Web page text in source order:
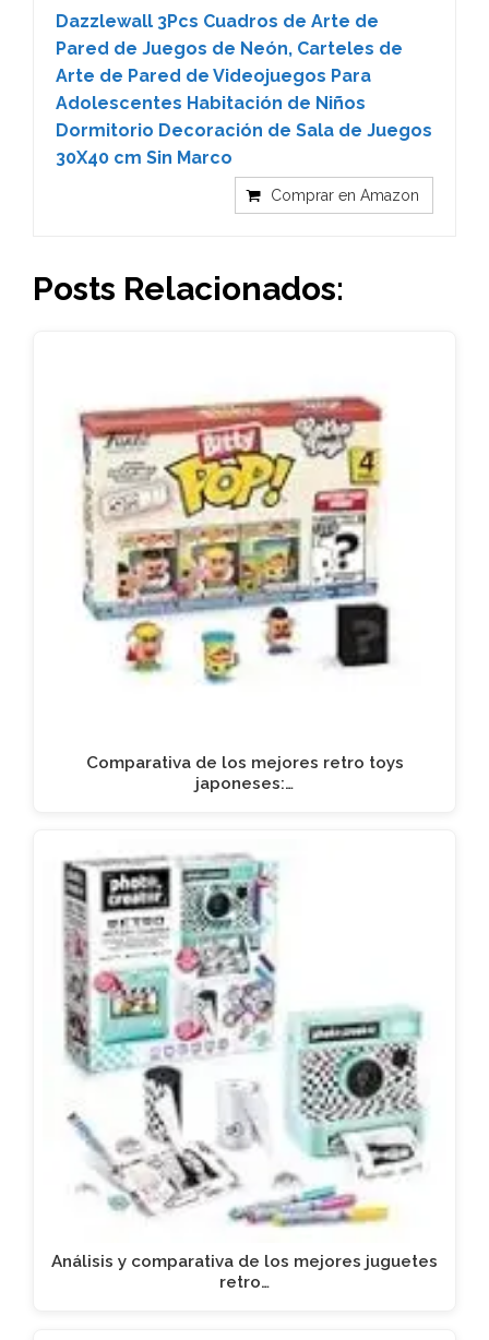
Dazzlewall 3Pcs Cuadros de Arte de
Pared de Juegos de Neón, Carteles de
Arte de Pared de Videojuegos Para
Adolescentes Habitación de Niños
Dormitorio Decoración de Sala de Juegos
30X40 cm Sin Marco
Comprar en Amazon
Posts Relacionados:
Comparativa de los mejores retro toys
japoneses:…
Análisis y comparativa de los mejores juguetes
retro…